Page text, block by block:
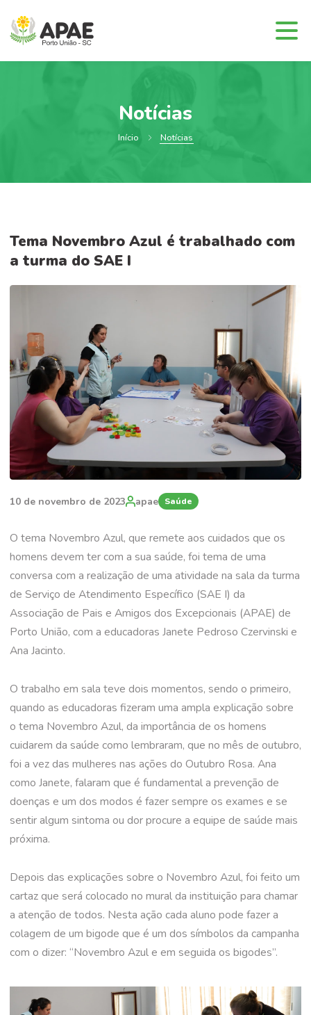
Notícias
Início Notícias
Tema Novembro Azul é trabalhado com
a turma do SAE I
10 de novembro de 2023 apae Saúde
O tema Novembro Azul, que remete aos cuidados que os
homens devem ter com a sua saúde, foi tema de uma
conversa com a realização de uma atividade na sala da turma
de Serviço de Atendimento Específico (SAE I) da
Associação de Pais e Amigos dos Excepcionais (APAE) de
Porto União, com a educadoras Janete Pedroso Czervinski e
Ana Jacinto.
O trabalho em sala teve dois momentos, sendo o primeiro,
quando as educadoras fizeram uma ampla explicação sobre
o tema Novembro Azul, da importância de os homens
cuidarem da saúde como lembraram, que no mês de outubro,
foi a vez das mulheres nas ações do Outubro Rosa. Ana
como Janete, falaram que é fundamental a prevenção de
doenças e um dos modos é fazer sempre os exames e se
sentir algum sintoma ou dor procure a equipe de saúde mais
próxima.
Depois das explicações sobre o Novembro Azul, foi feito um
cartaz que será colocado no mural da instituição para chamar
a atenção de todos. Nesta ação cada aluno pode fazer a
colagem de um bigode que é um dos símbolos da campanha
com o dizer: “Novembro Azul e em seguida os bigodes”.